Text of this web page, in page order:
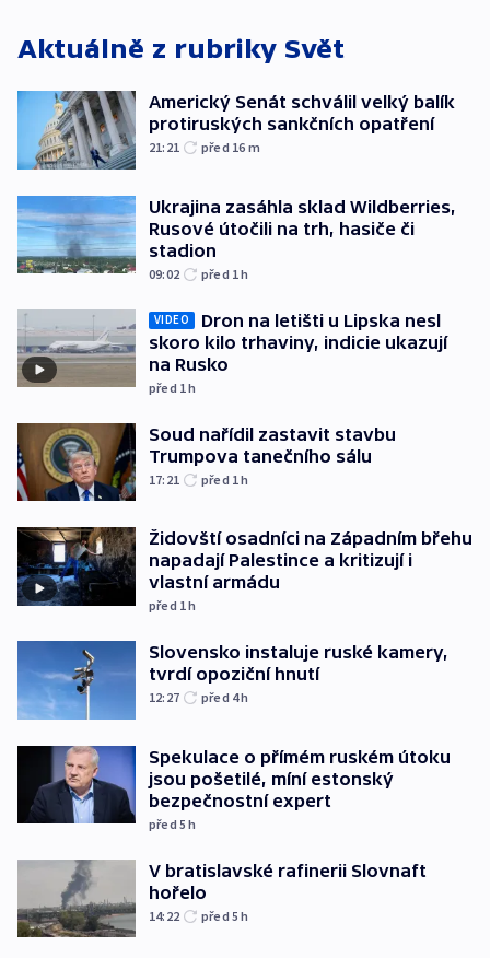
Aktuálně z rubriky Svět
Americký Senát schválil velký balík
protiruských sankčních opatření
21:21 před 16 m
Ukrajina zasáhla sklad Wildberries,
Rusové útočili na trh, hasiče či
stadion
09:02 před 1h
VIDEO
Dron na letišti u Lipska nesl
skoro kilo trhaviny, indicie ukazují
na Rusko
před 1h
Soud nařídil zastavit stavbu
Trumpova tanečního sálu
17:21 před 1h
Židovští osadníci na Západním břehu
napadají Palestince a kritizují i
vlastní armádu
před 1h
Slovensko instaluje ruské kamery,
tvrdí opoziční hnutí
12:27 před 4h
Spekulace o přímém ruském útoku
jsou pošetilé, míní estonský
bezpečnostní expert
před 5h
V bratislavské rafinerii Slovnaft
hořelo
14:22 před 5h